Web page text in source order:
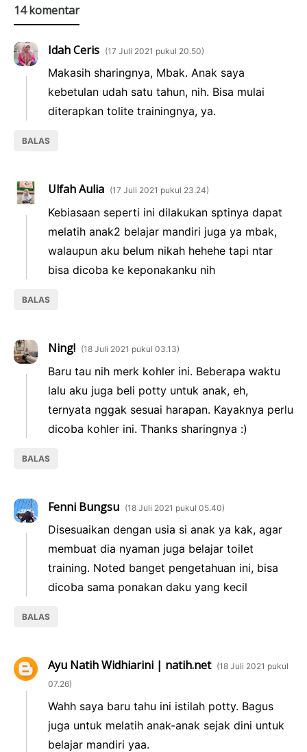
14 komentar
Idah Ceris 17 Juli 2021 pukul 20.50
Makasih sharingnya, Mbak. Anak saya
kebetulan udah satu tahun, nih. Bisa mulai
diterapkan tolite trainingnya, ya.
BALAS
Ulfah Aulia 17 Juli 2021 pukul 23.24
Kebiasaan seperti ini dilakukan sptinya dapat
melatih anak2 belajar mandiri juga ya mbak,
walaupun aku belum nikah hehehe tapi ntar
bisa dicoba ke keponakanku nih
BALAS
Ning! 18 Juli 2021 pukul 03.13
Baru tau nih merk kohler ini. Beberapa waktu
lalu aku juga beli potty untuk anak, eh,
ternyata nggak sesuai harapan. Kayaknya perlu
dicoba kohler ini. Thanks sharingnya :)
BALAS
Fenni Bungsu 18 Juli 2021 pukul 05.40
Disesuaikan dengan usia si anak ya kak, agar
membuat dia nyaman juga belajar toilet
training. Noted banget pengetahuan ini, bisa
dicoba sama ponakan daku yang kecil
BALAS
Ayu Natih Widhiarini | natih.net
18 Juli 2021 pukul
07.26
Wahh saya baru tahu ini istilah potty. Bagus
juga untuk melatih anak-anak sejak dini untuk
belajar mandiri yaa.